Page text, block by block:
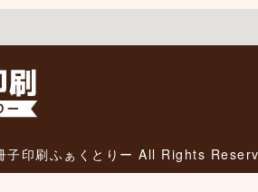
印刷ふぁくとりー All Rights